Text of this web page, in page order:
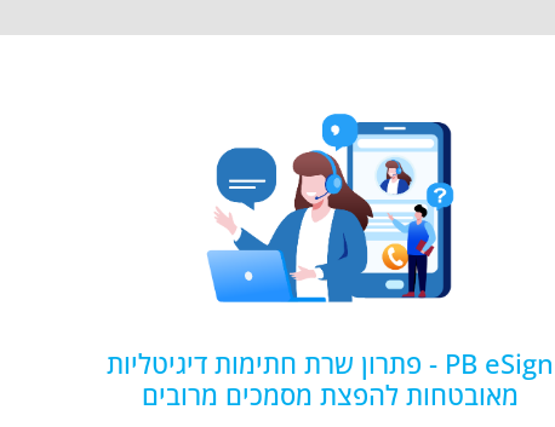
PB eSign - פתרון שרת חתימות דיגיטליות
מאובטחות להפצת מסמכים מרובים